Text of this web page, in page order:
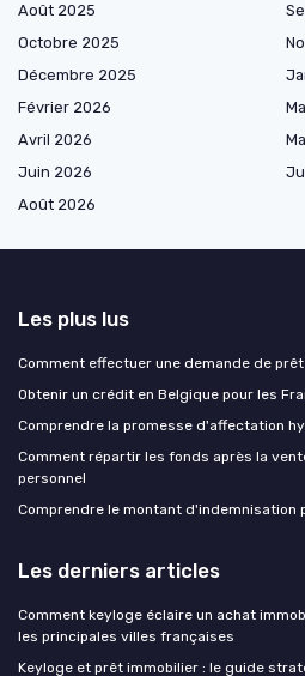
Août 2025
Octobre 2025
Décembre 2025
Février 2026
Avril 2026
Juin 2026
Août 2026
Les plus lus
Comment effectuer une demande de
Obtenir un crédit en Belgique pour les
Comprendre la promesse d'affectation
Comment répartir les fonds après la
personnel
Comprendre le montant d'indemnisation
Les derniers articles
Comment keyloge éclaire un achat
les principales villes françaises
Keyloge et prêt immobilier : le guide